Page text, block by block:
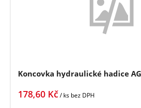
Koncovka hydraulické hadice AG
178,60 Kč/ ks bez DPH